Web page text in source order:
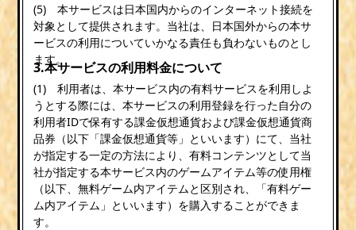
(5) 本サービスは日本国内からのインターネット接続を
対象として提供されます。当社は、日本国外からの本サ
ービスの利用についていかなる責任も負わないものとし
ます。
3.本サービスの利用料金について
(1) 利用者は、本サービス内の有料サービスを利用しよ
うとする際には、本サービスの利用登録を行った自分の
利用者IDで保有する課金仮想通貨および課金仮想通貨商
品券（以下「課金仮想通貨等」といいます）にて、当社
が指定する一定の方法により、有料コンテンツとして当
社が指定する本サービス内のゲームアイテム等の使用権
（以下、無料ゲーム内アイテムと区別され、「有料ゲー
ム内アイテム」といいます）を購入することができま
す。